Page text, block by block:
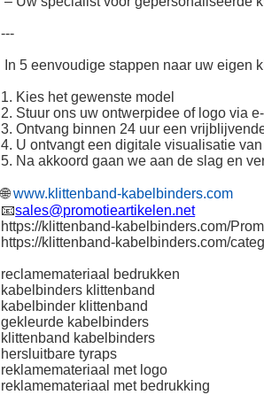
---
In 5 eenvoudige stappen naar uw eigen
1. Kies het gewenste model
2. Stuur ons uw ontwerpidee of logo via
3. Ontvang binnen 24 uur een
4. U ontvangt een digitale visualisatie
5. Na akkoord gaan we aan de slag en
🌐www.klittenband-kabelbinders.com
📧sales@promotieartikelen.net
https://klittenband-kabelbinders.com/
https://klittenband-kabelbinders.com/
reclamemateriaal bedrukken
kabelbinders klittenband
kabelbinder klittenband
gekleurde kabelbinders
klittenband kabelbinders
hersluitbare tyraps
reklamemateriaal met logo
reklamemateriaal met bedrukking